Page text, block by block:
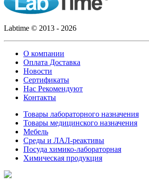
Labtime © 2013 - 2026
О компании
Оплата Доставка
Новости
Сертификаты
Нас Рекомендуют
Контакты
Товары лабораторного назначения
Товары медицинского назначения
Мебель
Среды и ЛАЛ-реактивы
Посуда химико-лабораторная
Химическая продукция